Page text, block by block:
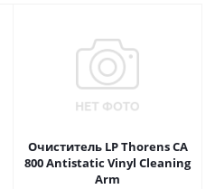
Очиститель LP Thorens CA
800 Antistatic Vinyl Cleaning
Arm